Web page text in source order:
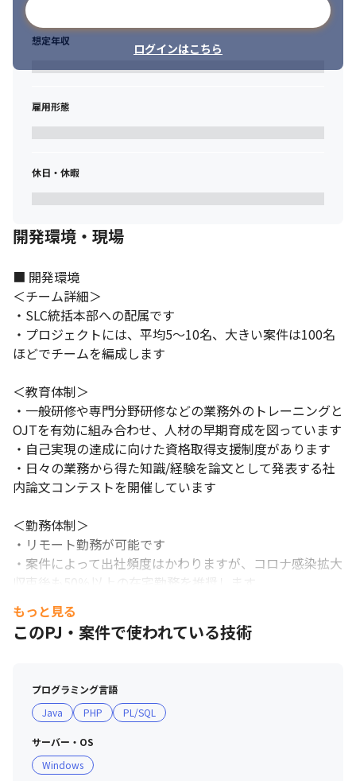
会計領域の中でも多種多様なシステム開発案件に携われます。
ログインはこちら
想定年収
雇用形態
休日・休暇
開発環境・現場
■ 開発環境
＜チーム詳細＞
・SLC統括本部への配属です
・プロジェクトには、平均5～10名、大きい案件は100名
ほどでチームを編成します
＜教育体制＞
・一般研修や専門分野研修などの業務外のトレーニングと
OJTを有効に組み合わせ、人材の早期育成を図っています
・自己実現の達成に向けた資格取得支援制度があります
・日々の業務から得た知識/経験を論文として発表する社
内論文コンテストを開催しています
＜勤務体制＞
・リモート勤務が可能です
・案件によって出社頻度はかわりますが、コロナ感染拡大
収束後も50％以上の在宅勤務を推奨します
もっと見る
このPJ・案件で使われている技術
プログラミング言語
Java
PHP PL/SQL
サーバー・OS
Windows